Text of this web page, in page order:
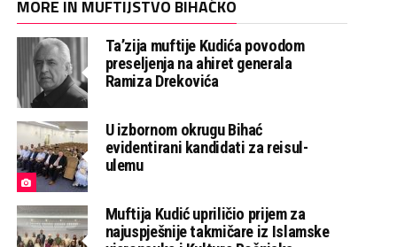
MORE IN MUFTIJSTVO BIHAĆKO
Ta’zija muftije Kudića povodom
preseljenja na ahiret generala
Ramiza Drekovića
U izbornom okrugu Bihać
evidentirani kandidati za reisul-
ulemu
Muftija Kudić upriličio prijem za
najuspješnije takmičare iz Islamske